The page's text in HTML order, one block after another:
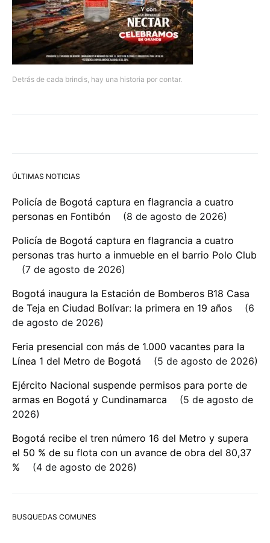
Detrás de cada brindis, hay una historia por contar.
ÚLTIMAS NOTICIAS
Policía de Bogotá captura en flagrancia a cuatro
personas en Fontibón
8 de agosto de 2026
Policía de Bogotá captura en flagrancia a cuatro
personas tras hurto a inmueble en el barrio Polo Club
7 de agosto de 2026
Bogotá inaugura la Estación de Bomberos B18 Casa
de Teja en Ciudad Bolívar: la primera en 19 años
6
de agosto de 2026
Feria presencial con más de 1.000 vacantes para la
Línea 1 del Metro de Bogotá
5 de agosto de 2026
Ejército Nacional suspende permisos para porte de
armas en Bogotá y Cundinamarca
5 de agosto de
2026
Bogotá recibe el tren número 16 del Metro y supera
el 50 % de su flota con un avance de obra del 80,37
%
4 de agosto de 2026
BUSQUEDAS COMUNES